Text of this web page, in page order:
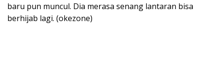
baru pun muncul. Dia merasa senang lantaran bisa
berhijab lagi. (okezone)